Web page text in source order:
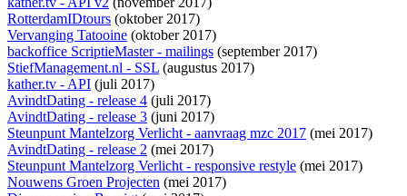
RotterdamIDtours (oktober 2017)
Vervanging Tatooine (oktober 2017)
backoffice ScriptieMaster - mailings (september 2017)
StiefManagement.nl - SSL (augustus 2017)
kather.tv - API (juli 2017)
AvindtDating - release 4 (juli 2017)
AvindtDating - release 3 (juni 2017)
Steunpunt Mantelzorg Verlicht - aanvraag mzc 2017 (mei 2017)
AvindtDating - release 2 (mei 2017)
Steunpunt Mantelzorg Verlicht - responsive restyle (mei 2017)
Nouwens Groen Projecten (mei 2017)